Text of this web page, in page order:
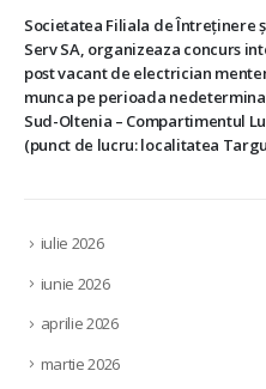
Societatea Filiala de Întreţinere
Serv SA, organizeaza concurs
post vacant de electrician
munca pe perioada
Sud-Oltenia – Compartimentul
(punct de lucru: localitatea
iulie 2026
iunie 2026
aprilie 2026
martie 2026